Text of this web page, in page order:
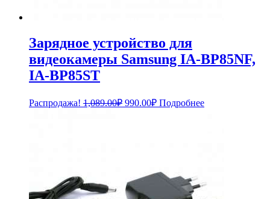
Зарядное устройство для
видеокамеры Samsung IA-BP85NF,
IA-BP85ST
Распродажа! 1,089.00₽ Первоначальная
990.00₽Текущая
цена:
Подробнее